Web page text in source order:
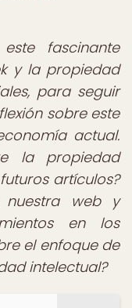
fascinante
y la propiedad
para seguir
sobre este
actual.
la propiedad
artículos?
nuestra web y
en los
el enfoque de
intelectual?